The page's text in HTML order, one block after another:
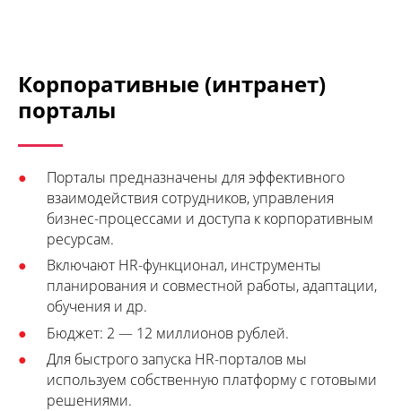
Корпоративные (интранет)
порталы
Порталы предназначены для эффективного
взаимодействия сотрудников, управления
бизнес-процессами и доступа к корпоративным
ресурсам.
Включают HR-функционал, инструменты
планирования и совместной работы, адаптации,
обучения и др.
Бюджет: 2 — 12 миллионов рублей.
Для быстрого запуска HR-порталов мы
используем собственную платформу с готовыми
решениями.